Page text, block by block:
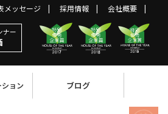
メッセージ 採用情報 会社概要
ョン ブログ